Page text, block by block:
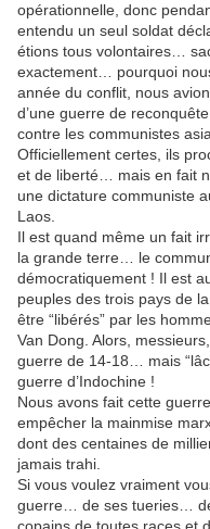
opérationnelle, donc
entendu un seul soldat
étions tous volontaires…
exactement… pourquoi
année du conflit, nous
d’une guerre de
contre les communistes
Officiellement certes, ils
et de liberté… mais en fait
une dictature communiste
Laos.
Il est quand même un fait
la grande terre… le
démocratiquement ! Il est
peuples des trois pays de
être “libérés” par les
Van Dong. Alors,
guerre de 14-18… mais
guerre d’Indochine !
Nous avons fait cette
empêcher la mainmise
dont des centaines de
jamais trahi.
Si vous voulez vraiment
guerre… de ses tueries…